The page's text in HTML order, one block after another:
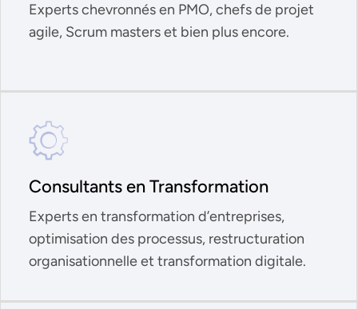
Experts chevronnés en PMO, chefs de projet
agile, Scrum masters et bien plus encore.
Consultants en Transformation
Experts en transformation d’entreprises,
optimisation des processus, restructuration
organisationnelle et transformation digitale.